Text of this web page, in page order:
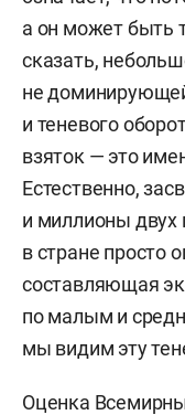
а он может быть
сказать,
не
и теневого
взяток — это
Естественно,
и миллионы двух
в стране просто
составляющая
по малым и
мы видим эту
Оценка